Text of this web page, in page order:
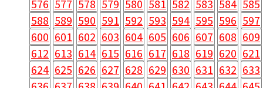
576 577 578 579 580 581 582 583 584 585
588 589 590 591 592 593 594 595 596 597
600 601 602 603 604 605 606 607 608 609
612 613 614 615 616 617 618 619 620 621
624 625 626 627 628 629 630 631 632 633